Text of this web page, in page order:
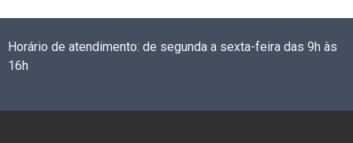
Horário de atendimento: de segunda a sexta-feira das 9h às
16h